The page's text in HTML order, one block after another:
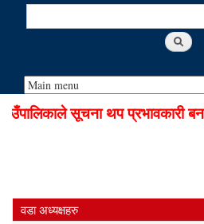
Search
सूचना थप प्रभावकारी
वडा अध्यक्षहरु